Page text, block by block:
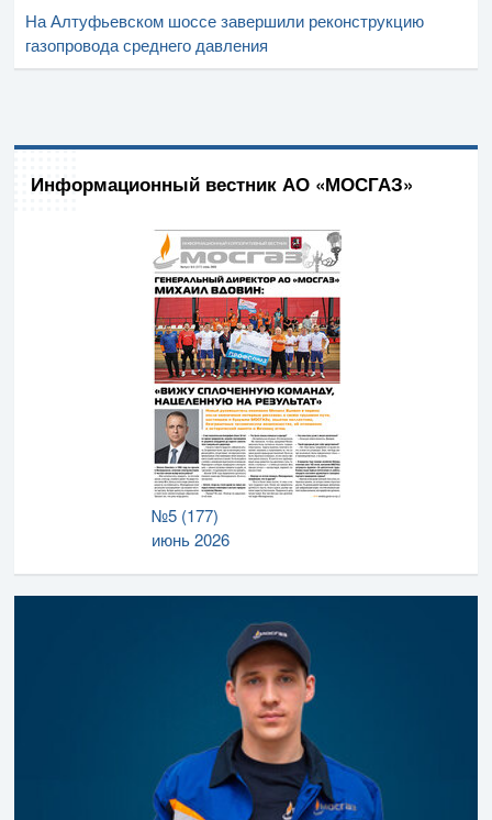
На Алтуфьевском шоссе завершили реконструкцию
газопровода среднего давления
Информационный вестник АО «МОСГАЗ»
№5 (177)
июнь 2026